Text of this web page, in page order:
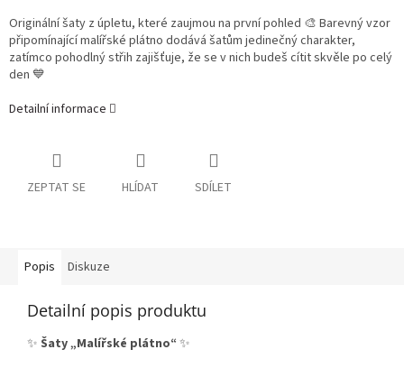
Originální šaty z úpletu, které zaujmou na první pohled 🎨 Barevný vzor
připomínající malířské plátno dodává šatům jedinečný charakter,
zatímco pohodlný střih zajišťuje, že se v nich budeš cítit skvěle po celý
den 💙
Detailní informace
ZEPTAT SE HLÍDAT SDÍLET
Popis Diskuze
Detailní popis produktu
✨ Šaty „Malířské plátno“ ✨